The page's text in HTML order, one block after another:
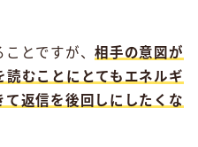
ことですが、相手の意図が
むことにとてもエネルギ
返信を後回しにしたくな